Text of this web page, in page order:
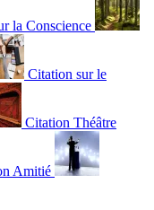
la Conscience
Citation sur le
Citation Théâtre
Amitié